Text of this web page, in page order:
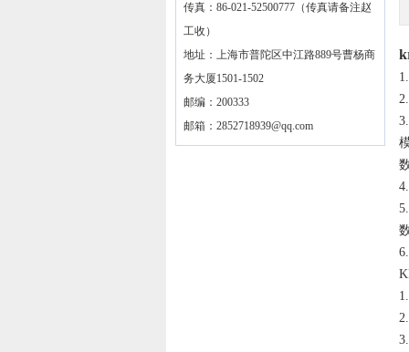
传真：86-021-52500777（传真请备注赵
工收）
地址：上海市普陀区中江路889号曹杨商
务大厦1501-1502
邮编：200333
邮箱： 2852718939@qq.com